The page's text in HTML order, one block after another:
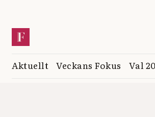
Aktuellt Veckans Fokus Val